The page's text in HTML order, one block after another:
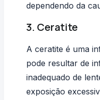
dependendo da
3. Ceratite
A ceratite é uma
pode resultar de
inadequado de
exposição